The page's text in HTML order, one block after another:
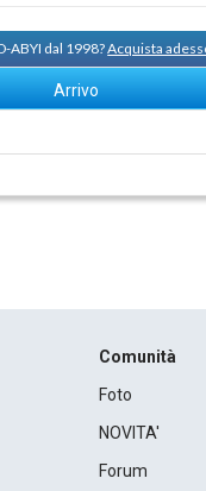
ABYI dal 1998?Acquista
Arrivo
Comunità
Foto
NOVITA'
Forum